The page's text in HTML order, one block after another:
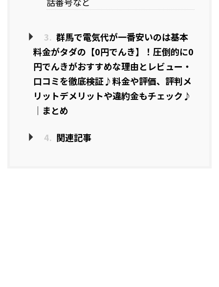
3. 群馬で電気代が一番安いのは基本
料金がタダの【0円でんき】！圧倒的に0
円でんきがおすすめな理由とレビュー・
口コミを徹底検証♪料金や評価、評判メ
リットデメリットや違約金もチェック♪
｜まとめ
4. 関連記事